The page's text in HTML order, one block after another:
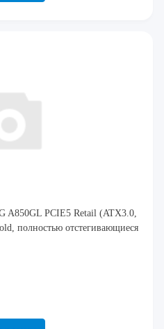
A850GL PCIE5 Retail (ATX3.0,
полностью отстегивающиеся